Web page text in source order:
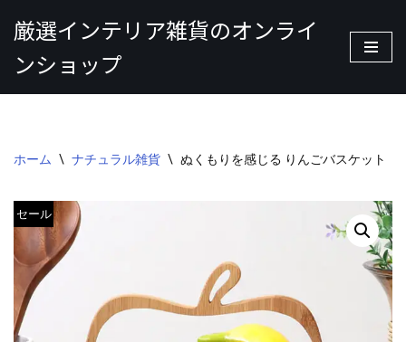
ン
テ
へ
キ
ッ
厳選インテリア雑貨のオンライ
ンショップ
ホーム \ ナチュラル雑貨 \ ぬくもりを感じる りんごバスケット
セール